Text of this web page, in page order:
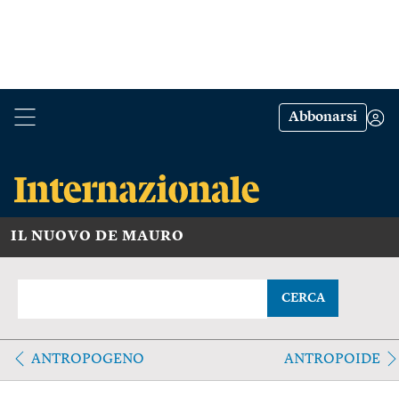
Abbonarsi
IL NUOVO DE MAURO
CERCA
ANTROPOGENO ANTROPOIDE